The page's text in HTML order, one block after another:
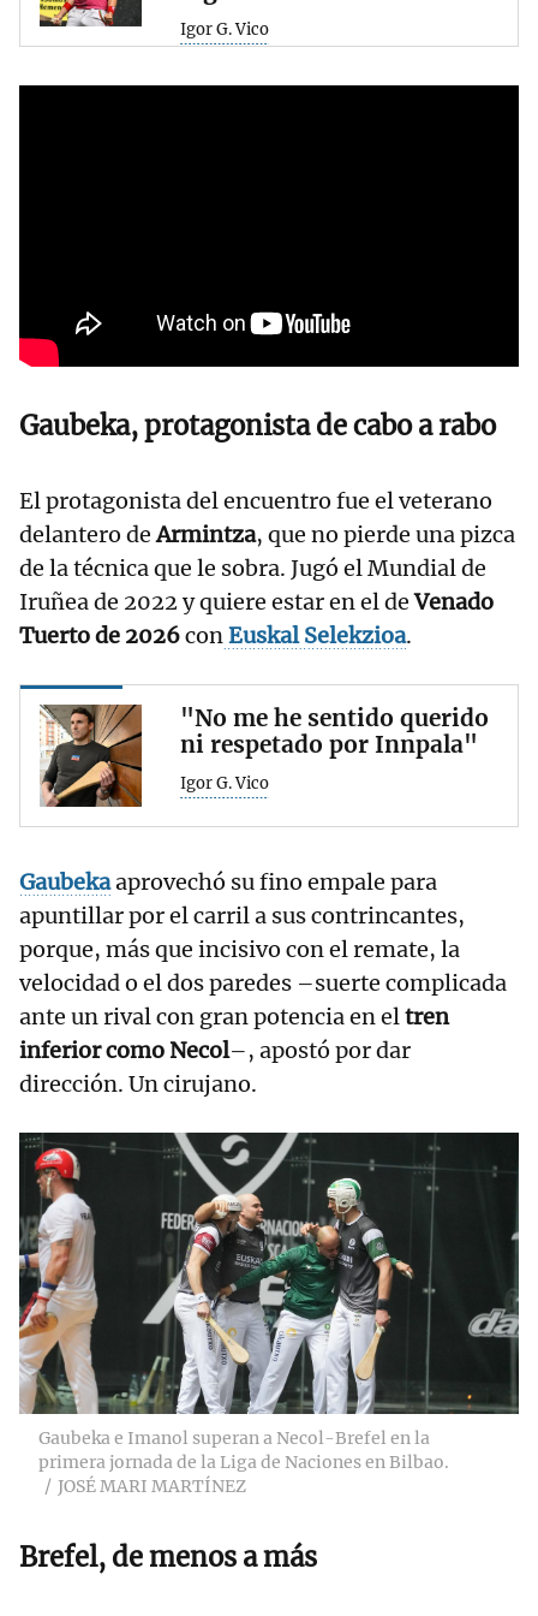
Igor G. Vico
Gaubeka, protagonista de cabo a rabo
El protagonista del encuentro fue el veterano
delantero deArmintza, que no pierde una pizca
de la técnica que le sobra. Jugó el Mundial de
Iruñea de 2022 y quiere estar en el deVenado
Tuerto de 2026con Euskal Selekzioa.
"No me he sentido querido
ni respetado por Innpala"
Igor G. Vico
Gaubekaaprovechó su fino empale para
apuntillar por el carril a sus contrincantes,
porque, más que incisivo con el remate, la
velocidad o el dos paredes –suerte complicada
ante un rival con gran potencia en el tren
inferior como Necol–, apostó por dar
dirección. Un cirujano.
Gaubeka e Imanol superan a Necol-Brefel en la
primera jornada de la Liga de Naciones en Bilbao.
JOSÉ MARI MARTÍNEZ
Brefel, de menos a más